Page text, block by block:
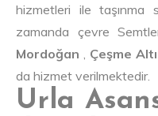
hizmetleri ile taşınma
zamanda çevre
Mordoğan , Çeşme Altı
da hizmet verilmektedir.
Urla